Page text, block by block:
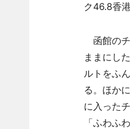
ク46.8香
函館のチ
ままにし
ルトをふ
る。ほか
に入った
「ふわふ